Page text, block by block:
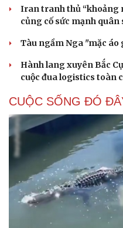
Iran tranh thủ “khoảng
củng cố sức mạnh quân
Tàu ngầm Nga "mặc áo
Hành lang xuyên Bắc
cuộc đua logistics toàn
CUỘC SỐNG ĐÓ